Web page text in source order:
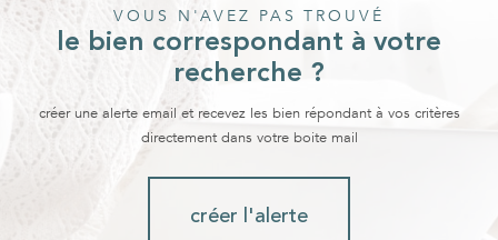
VOUS N'AVEZ PAS TROUVÉ
le bien correspondant à votre
recherche ?
créer une alerte email et recevez les bien répondant à vos critères
directement dans votre boite mail
créer l'alerte